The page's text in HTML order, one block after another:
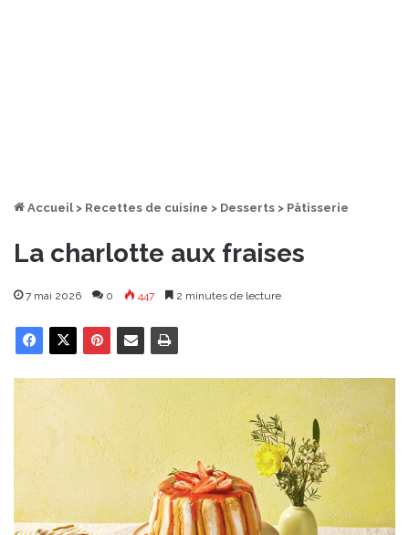
Accueil > Recettes de cuisine > Desserts > Pâtisserie
La charlotte aux fraises
7 mai 2026 0 447 2 minutes de lecture